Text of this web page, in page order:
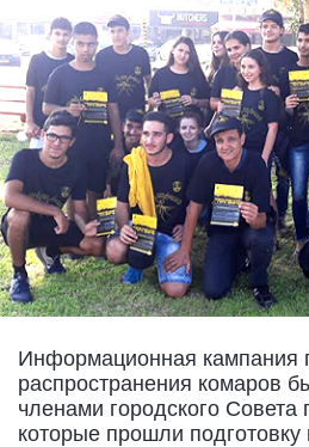
Информационная кампания
распространения комаров
членами городского
которые прошли подготовку